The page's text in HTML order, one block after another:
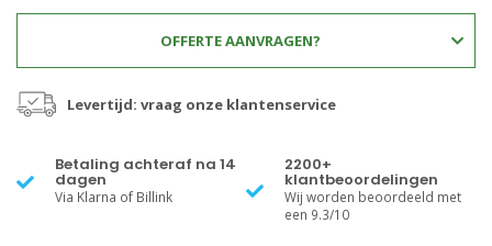
OFFERTE AANVRAGEN?
Levertijd: vraag onze klantenservice
Betaling achteraf na 14
dagen
Via Klarna of Billink
2200+
klantbeoordelingen
Wij worden beoordeeld met
een 9.3/10